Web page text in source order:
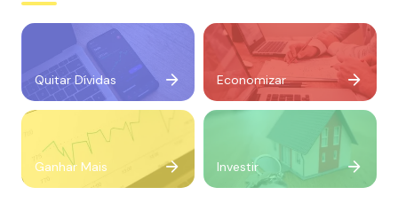
Quitar Dívidas Economizar
Ganhar Mais Investir